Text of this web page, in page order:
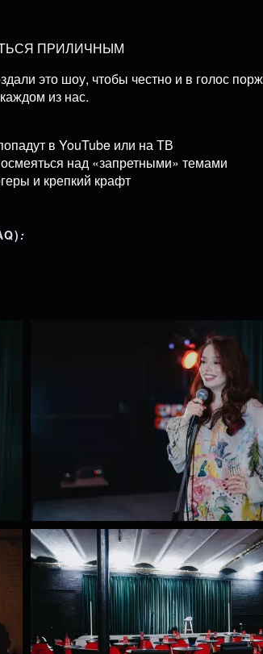
ПРИЛИЧНЫМ
это шоу, чтобы честно и в голос
из нас.
в YouTube или на ТВ
над «запретными» темами
и крепкий крафт
: